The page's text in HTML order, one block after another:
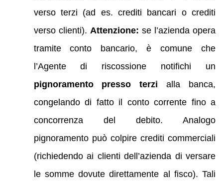
verso terzi (ad es. crediti bancari o crediti
verso clienti). Attenzione: se l’azienda opera
tramite conto bancario, è comune che
l’Agente di riscossione notifichi un
pignoramento presso terzi alla banca,
congelando di fatto il conto corrente fino a
concorrenza del debito. Analogo
pignoramento può colpire crediti commerciali
(richiedendo ai clienti dell’azienda di versare
le somme dovute direttamente al fisco). Tali